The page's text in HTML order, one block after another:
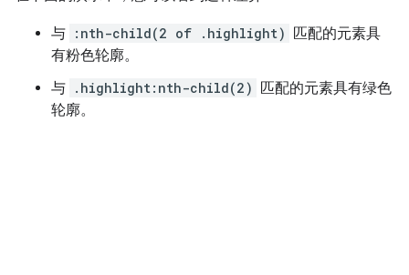
与 :nth-child(2 of .highlight) 匹配的元素具
有粉色轮廓。
与 .highlight:nth-child(2) 匹配的元素具有绿色
轮廓。